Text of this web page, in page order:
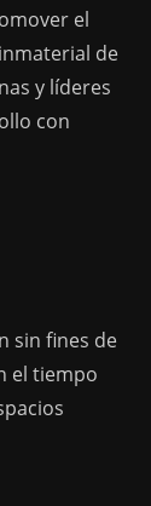
el
de
y líderes
con
sin fines de
el tiempo